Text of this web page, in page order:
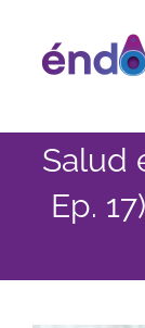
contenido
Salud
Ep.